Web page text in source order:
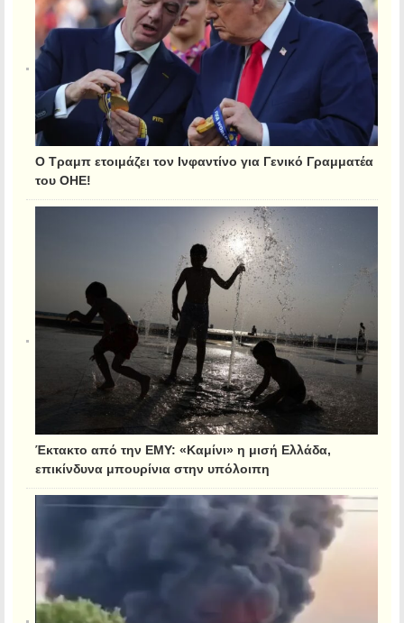
Ο Τραμπ ετοιμάζει τον Ινφαντίνο για Γενικό Γραμματέα
του ΟΗΕ!
Έκτακτο από την ΕΜΥ: «Καμίνι» η μισή Ελλάδα,
επικίνδυνα μπουρίνια στην υπόλοιπη